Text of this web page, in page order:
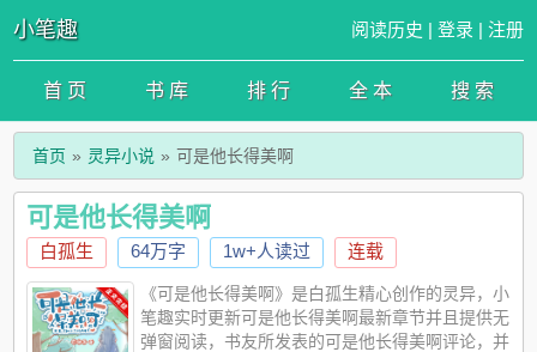
小笔趣 阅读历史 | 登录 | 注册
首 页 书 库 排 行 全 本 搜 索
首页 灵异小说 可是他长得美啊
可是他长得美啊
白孤生 64万字 1w+人读过 连载
《可是他长得美啊》是白孤生精心创作的灵异，小
笔趣实时更新可是他长得美啊最新章节并且提供无
弹窗阅读，书友所发表的可是他长得美啊评论，并